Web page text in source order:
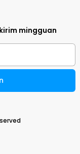
mingguan